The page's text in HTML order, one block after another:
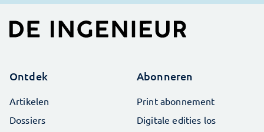
Ontdek
Artikelen
Dossiers
Abonneren
Print abonnement
Digitale edities los